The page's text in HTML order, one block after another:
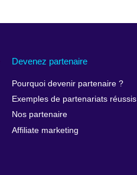
Devenez partenaire
Pourquoi devenir partenaire ?
Exemples de partenariats réussis
Nos partenaire
Affiliate marketing